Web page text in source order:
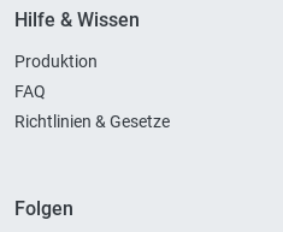
Hilfe & Wissen
Produktion
FAQ
Richtlinien & Gesetze
Folgen